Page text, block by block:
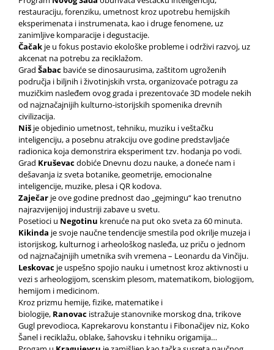
restauraciju, forenziku, umetnost kroz upotrebu hemijskih
eksperimenata i instrumenata, kao i druge fenomene, uz
zanimljive komparacije i degustacije.
Čačak je u fokus postavio ekološke probleme i održivi razvoj, uz
akcenat na potrebu za reciklažom.
Grad Šabac baviće se dinosaurusima, zaštitom ugroženih
područja i biljnih i životinjskih vrsta, organizovaće potragu za
muzičkim nasleđem ovog grada i prezentovaće 3D modele nekih
od najznačajnijih kulturno-istorijskih spomenika drevnih
civilizacija.
Niš je objedinio umetnost, tehniku, muziku i veštačku
inteligenciju, a posebnu atrakciju ove godine predstavljaće
radionica koja demonstrira eksperiment tzv. hodanja po vodi.
Grad Kruševacdobiće Dnevnu dozu nauke, a doneće nam i
dešavanja iz sveta botanike, geometrije, emocionalne
inteligencije, muzike, plesa i QR kodova.
Zaječar je ove godine prednost dao „gejmingu“ kao trenutno
najrazvijenijoj industriji zabave u svetu.
Posetioci u Negotinu krenuće na put oko sveta za 60 minuta.
Kikinda je svoje naučne tendencije smestila pod okrilje muzeja i
istorijskog, kulturnog i arheološkog nasleđa, uz priču o jednom
od najznačajnijih umetnika svih vremena – Leonardu da Vinčiju.
Leskovac je uspešno spojio nauku i umetnost kroz aktivnosti u
vezi s arheologijom, scenskim plesom, matematikom, biologijom,
hemijom i medicinom.
Kroz prizmu hemije, fizike, matematike i
biologije, Ranovac istražuje stanovnike morskog dna, trikove
Gugl prevodioca, Kaprekarovu konstantu i Fibonačijev niz, Koko
Šanel i reciklažu, oblake, šahovsku i tehniku origamija…